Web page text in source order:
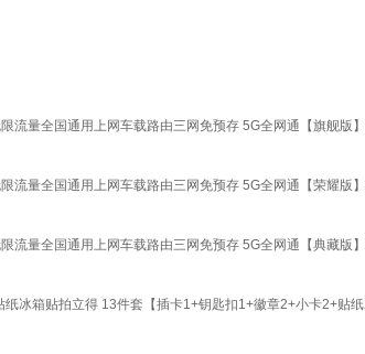
流量全国通用上网车载路由三网免预存 5G全网通【旗舰版
流量全国通用上网车载路由三网免预存 5G全网通【荣耀版
流量全国通用上网车载路由三网免预存 5G全网通【典藏版
冰箱贴拍立得 13件套【插卡1+钥匙扣1+徽章2+小卡2+贴